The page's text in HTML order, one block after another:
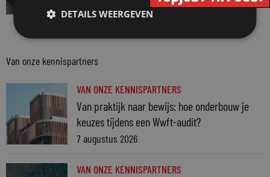
3 augustus 2026
Van onze kennispartners
VAN ONZE KENNISPARTNERS
Van praktijk naar bewijs: hoe onderbouw je
keuzes tijdens een Wwft-audit?
7 augustus 2026
VAN ONZE KENNISPARTNERS
DETAILS WEERGEVEN